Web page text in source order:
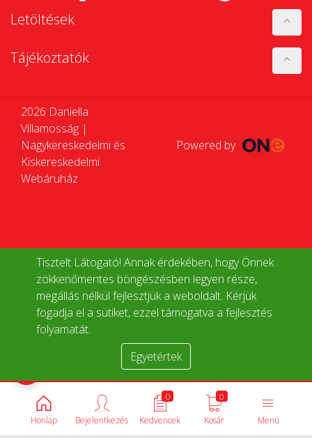
Tisztelt Látogató! Annak érdekében, hogy Önnek
zökkenőmentes böngészésben legyen része,
megállás nélkül fejlesztjük a weboldalt. Kérjük
fogadja el a sütiket, ezzel támogatva a fejlesztés
folyamatát.
Egyetértek
Letöltések
Tájékoztatók
2026 Daniella
Villamosság |
Nagykereskedelmi és
Kiskereskedelmi
Webáruház
Powered by
Honlap Menü
0
Kosár
0
Kedvencek
Bejelentkezés
Termékek összehasonlítása